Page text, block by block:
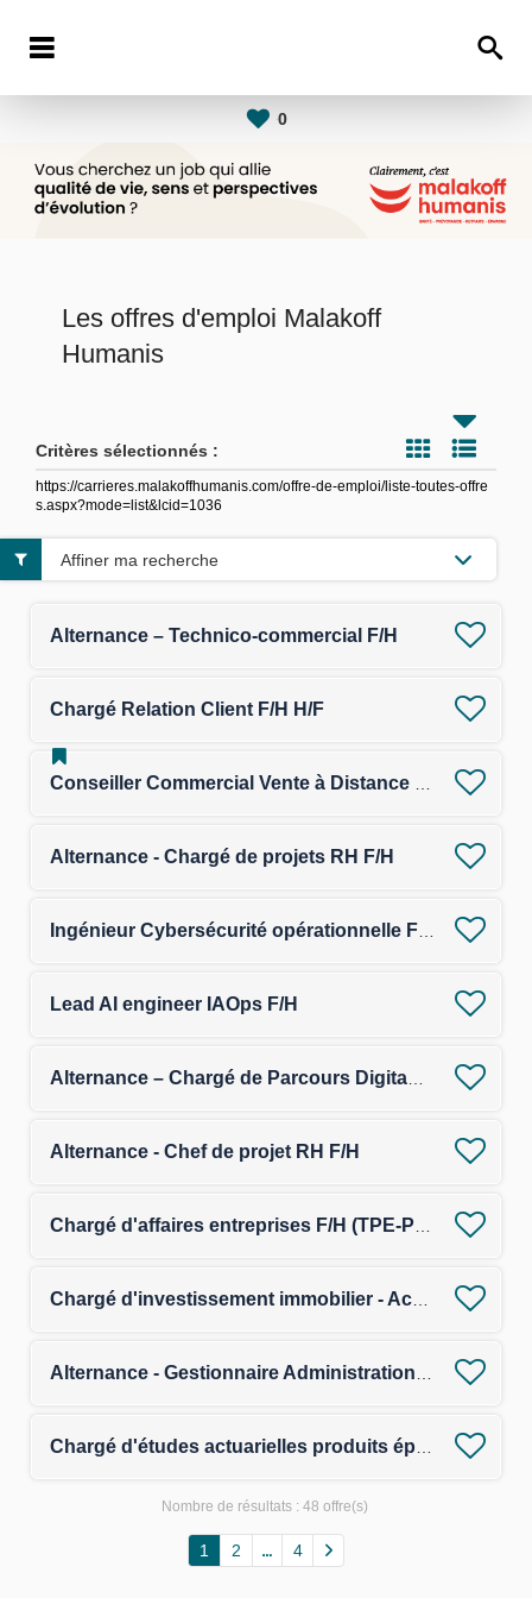
0
Les offres d'emploi Malakoff
Humanis
Critères sélectionnés :
https://carrieres.malakoffhumanis.com/offre-de-emploi/liste-toutes-offre
s.aspx?mode=list&lcid=1036
Alternance – Technico-commercial F/H
Chargé Relation Client F/H H/F
Conseiller Commercial Vente à Distance - F/H - Marché des Travailleurs Non Salariés (TNS)
Alternance - Chargé de projets RH F/H
Ingénieur Cybersécurité opérationnelle F/H
Lead AI engineer IAOps F/H
Alternance – Chargé de Parcours Digitaux & Performance F/H
Alternance - Chef de projet RH F/H
Chargé d'affaires entreprises F/H (TPE-PE) - Assurance
Chargé d'investissement immobilier - Acquisitions F/H
Alternance - Gestionnaire Administration des Ventes et Qualité Commerciale F/H
Chargé d'études actuarielles produits épargne F/H
Affiner ma recherche
Nombre de résultats : 48 offre(s)
1 2 4